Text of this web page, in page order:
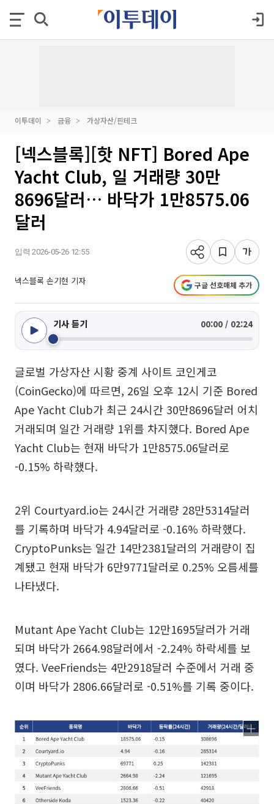
이투데이 금융 가상자산/핀테크
[넥스블록][핫 NFT] Bored Ape
Yacht Club, 일 거래량 30만
8696달러… 바닥가 1만8575.06
달러
입력 2026-05-26 12:55
넥스블록 손기현 기자 구글 선호매체 추가
기사 듣기 00:00 / 02:24
글로벌 가상자산 시황 중계 사이트 코인게코
(CoinGecko)에 따르면, 26일 오후 12시 기준 Bored
Ape Yacht Club가 최근 24시간 30만8696달러 어치
거래되며 일간 거래량 1위를 차지했다. Bored Ape
Yacht Club는 현재 바닥가 1만8575.06달러로
-0.15% 하락했다.
2위 Courtyard.io는 24시간 거래량 28만5314달러
를 기록하며 바닥가 4.94달러로 -0.16% 하락했다.
CryptoPunks는 일간 14만2381달러의 거래량이 집
계됐고 현재 바닥가 6만9771달러로 0.25% 오름세를
나타냈다.
Mutant Ape Yacht Club는 12만1695달러가 거래
되며 바닥가 2664.98달러에서 -2.24% 하락세를 보
였다. VeeFriends는 4만2918달러 수준에서 거래 중
이며 바닥가 2806.66달러로 -0.51%를 기록 중이다.